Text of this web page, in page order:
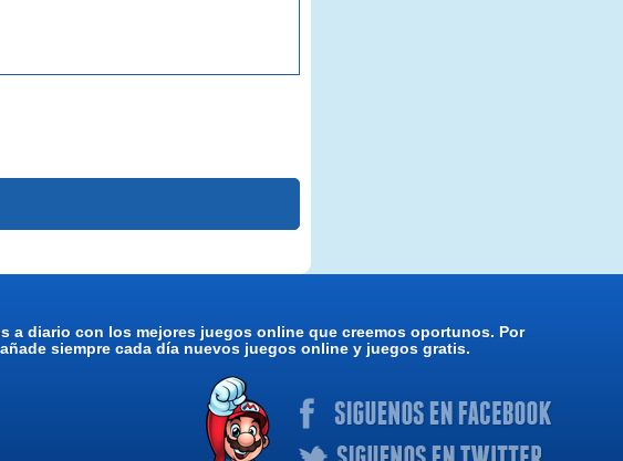
a diario con los mejores juegos online que creemos oportunos. Por
siempre cada día nuevos juegos online y juegos gratis.